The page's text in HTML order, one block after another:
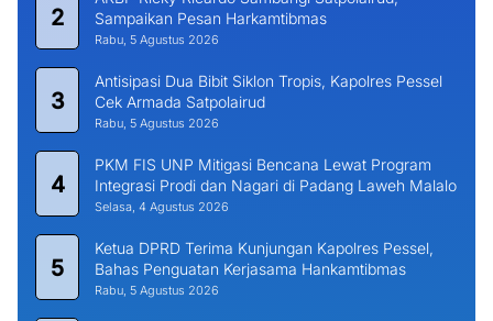
2
Sampaikan Pesan Harkamtibmas
Rabu, 5 Agustus 2026
3
Antisipasi Dua Bibit Siklon Tropis, Kapolres Pessel
Cek Armada Satpolairud
Rabu, 5 Agustus 2026
4
PKM FIS UNP Mitigasi Bencana Lewat Program
Integrasi Prodi dan Nagari di Padang Laweh Malalo
Selasa, 4 Agustus 2026
5
Ketua DPRD Terima Kunjungan Kapolres Pessel,
Bahas Penguatan Kerjasama Hankamtibmas
Rabu, 5 Agustus 2026